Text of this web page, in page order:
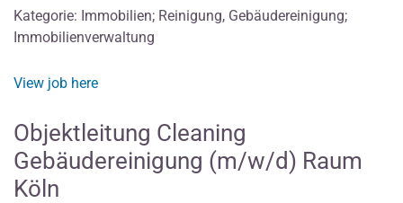
Kategorie: Immobilien; Reinigung, Gebäudereinigung;
Immobilienverwaltung
View job here
Objektleitung Cleaning
Gebäudereinigung (m/w/d) Raum
Köln